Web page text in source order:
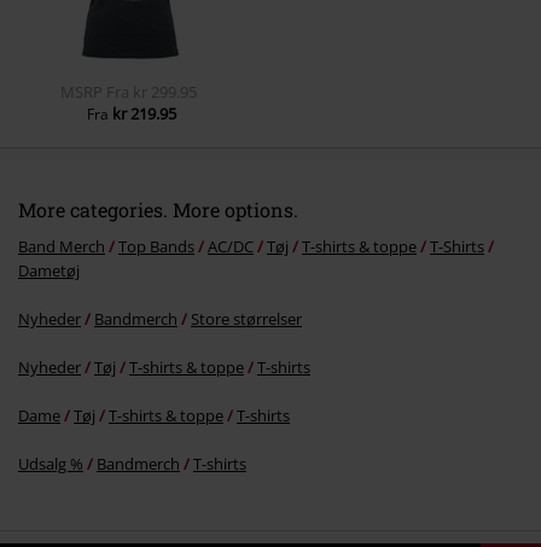
MSRP Fra kr 299.95
Fra kr 219.95
More categories. More options.
Band Merch Top Bands AC/DC Tøj T-shirts & toppe
T-Shirts
Dametøj
Nyheder Bandmerch Store størrelser
Nyheder Tøj T-shirts & toppe T-shirts
Dame Tøj T-shirts & toppe T-shirts
Udsalg % Bandmerch T-shirts